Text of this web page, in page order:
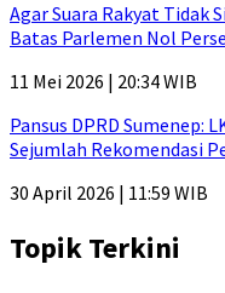
Agar Suara Rakyat Tidak
Batas Parlemen Nol
11 Mei 2026 | 20:34 WIB
Pansus DPRD Sumenep:
Sejumlah Rekomendasi
30 April 2026 | 11:59 WIB
Topik Terkini